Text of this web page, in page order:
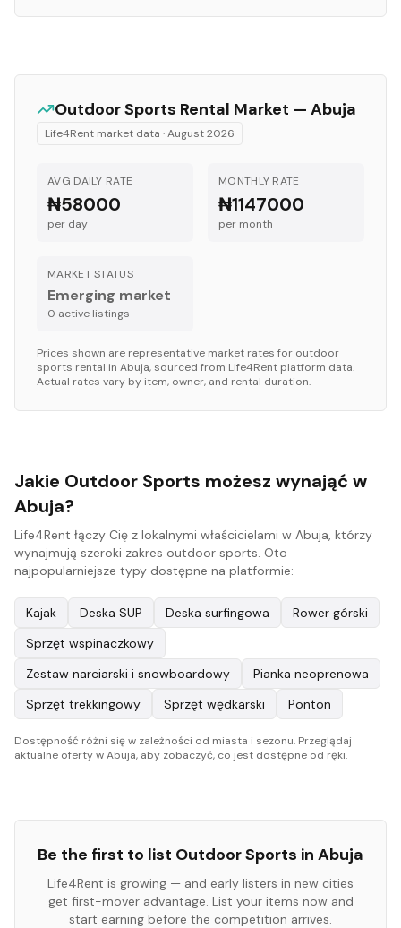
Outdoor Sports Rental Market — Abuja
Life4Rent market data ·August 2026
AVG DAILY RATE
₦58000
per day
MONTHLY RATE
₦1147000
per month
MARKET STATUS
Emerging market
0 active listings
Prices shown are representative market rates for outdoor
sports rental in Abuja, sourced from Life4Rent platform data.
Actual rates vary by item, owner, and rental duration.
Jakie Outdoor Sports możesz wynająć w
Abuja?
Life4Rent łączy Cię z lokalnymi właścicielami w Abuja, którzy
wynajmują szeroki zakres outdoor sports. Oto
najpopularniejsze typy dostępne na platformie:
Kajak Deska SUP Deska surfingowa
Rower górski
Sprzęt wspinaczkowy
Zestaw narciarski i snowboardowy
Pianka neoprenowa
Sprzęt trekkingowy
Sprzęt wędkarski Ponton
Dostępność różni się w zależności od miasta i sezonu. Przeglądaj
aktualne oferty w Abuja, aby zobaczyć, co jest dostępne od ręki.
Be the first to list Outdoor Sports in Abuja
Life4Rent is growing — and early listers in new cities
get first-mover advantage. List your items now and
start earning before the competition arrives.